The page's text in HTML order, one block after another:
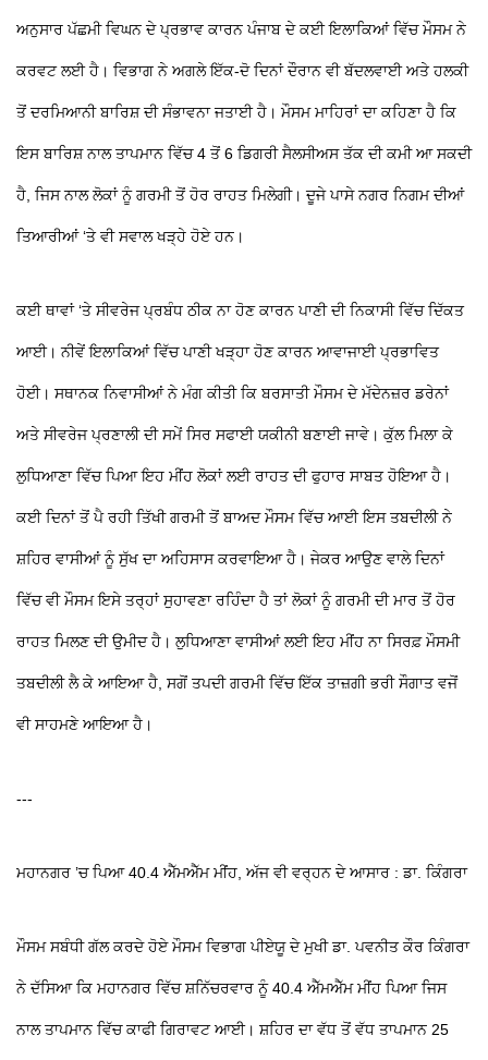
ਅਨੁਸਾਰ ਪੱਛਮੀ ਵਿਘਨ ਦੇ ਪ੍ਰਭਾਵ ਕਾਰਨ ਪੰਜਾਬ ਦੇ ਕਈ ਇਲਾਕਿਆਂ ਵਿੱਚ ਮੌਸਮ ਨੇ
ਕਰਵਟ ਲਈ ਹੈ। ਵਿਭਾਗ ਨੇ ਅਗਲੇ ਇੱਕ-ਦੋ ਦਿਨਾਂ ਦੌਰਾਨ ਵੀ ਬੱਦਲਵਾਈ ਅਤੇ ਹਲਕੀ
ਤੋਂ ਦਰਮਿਆਨੀ ਬਾਰਿਸ਼ ਦੀ ਸੰਭਾਵਨਾ ਜਤਾਈ ਹੈ। ਮੌਸਮ ਮਾਹਿਰਾਂ ਦਾ ਕਹਿਣਾ ਹੈ ਕਿ
ਇਸ ਬਾਰਿਸ਼ ਨਾਲ ਤਾਪਮਾਨ ਵਿੱਚ 4 ਤੋਂ 6 ਡਿਗਰੀ ਸੈਲਸੀਅਸ ਤੱਕ ਦੀ ਕਮੀ ਆ ਸਕਦੀ
ਹੈ, ਜਿਸ ਨਾਲ ਲੋਕਾਂ ਨੂੰ ਗਰਮੀ ਤੋਂ ਹੋਰ ਰਾਹਤ ਮਿਲੇਗੀ। ਦੂਜੇ ਪਾਸੇ ਨਗਰ ਨਿਗਮ ਦੀਆਂ
ਤਿਆਰੀਆਂ ‘ਤੇ ਵੀ ਸਵਾਲ ਖੜ੍ਹੇ ਹੋਏ ਹਨ।
ਕਈ ਥਾਵਾਂ ‘ਤੇ ਸੀਵਰੇਜ ਪ੍ਰਬੰਧ ਠੀਕ ਨਾ ਹੋਣ ਕਾਰਨ ਪਾਣੀ ਦੀ ਨਿਕਾਸੀ ਵਿੱਚ ਦਿੱਕਤ
ਆਈ। ਨੀਵੇਂ ਇਲਾਕਿਆਂ ਵਿੱਚ ਪਾਣੀ ਖੜ੍ਹਾ ਹੋਣ ਕਾਰਨ ਆਵਾਜਾਈ ਪ੍ਰਭਾਵਿਤ
ਹੋਈ। ਸਥਾਨਕ ਨਿਵਾਸੀਆਂ ਨੇ ਮੰਗ ਕੀਤੀ ਕਿ ਬਰਸਾਤੀ ਮੌਸਮ ਦੇ ਮੱਦੇਨਜ਼ਰ ਡਰੇਨਾਂ
ਅਤੇ ਸੀਵਰੇਜ ਪ੍ਰਣਾਲੀ ਦੀ ਸਮੇਂ ਸਿਰ ਸਫਾਈ ਯਕੀਨੀ ਬਣਾਈ ਜਾਵੇ। ਕੁੱਲ ਮਿਲਾ ਕੇ
ਲੁਧਿਆਣਾ ਵਿੱਚ ਪਿਆ ਇਹ ਮੀਂਹ ਲੋਕਾਂ ਲਈ ਰਾਹਤ ਦੀ ਫੁਹਾਰ ਸਾਬਤ ਹੋਇਆ ਹੈ।
ਕਈ ਦਿਨਾਂ ਤੋਂ ਪੈ ਰਹੀ ਤਿੱਖੀ ਗਰਮੀ ਤੋਂ ਬਾਅਦ ਮੌਸਮ ਵਿੱਚ ਆਈ ਇਸ ਤਬਦੀਲੀ ਨੇ
ਸ਼ਹਿਰ ਵਾਸੀਆਂ ਨੂੰ ਸੁੱਖ ਦਾ ਅਹਿਸਾਸ ਕਰਵਾਇਆ ਹੈ। ਜੇਕਰ ਆਉਣ ਵਾਲੇ ਦਿਨਾਂ
ਵਿੱਚ ਵੀ ਮੌਸਮ ਇਸੇ ਤਰ੍ਹਾਂ ਸੁਹਾਵਣਾ ਰਹਿੰਦਾ ਹੈ ਤਾਂ ਲੋਕਾਂ ਨੂੰ ਗਰਮੀ ਦੀ ਮਾਰ ਤੋਂ ਹੋਰ
ਰਾਹਤ ਮਿਲਣ ਦੀ ਉਮੀਦ ਹੈ। ਲੁਧਿਆਣਾ ਵਾਸੀਆਂ ਲਈ ਇਹ ਮੀਂਹ ਨਾ ਸਿਰਫ਼ ਮੌਸਮੀ
ਤਬਦੀਲੀ ਲੈ ਕੇ ਆਇਆ ਹੈ, ਸਗੋਂ ਤਪਦੀ ਗਰਮੀ ਵਿੱਚ ਇੱਕ ਤਾਜ਼ਗੀ ਭਰੀ ਸੌਗਾਤ ਵਜੋਂ
ਵੀ ਸਾਹਮਣੇ ਆਇਆ ਹੈ।
---
ਮਹਾਨਗਰ ’ਚ ਪਿਆ 40.4 ਐੱਮਐੱਮ ਮੀਂਹ, ਅੱਜ ਵੀ ਵਰ੍ਹਨ ਦੇ ਆਸਾਰ : ਡਾ. ਕਿੰਗਰਾ
ਮੌਸਮ ਸਬੰਧੀ ਗੱਲ ਕਰਦੇ ਹੋਏ ਮੌਸਮ ਵਿਭਾਗ ਪੀਏਯੂ ਦੇ ਮੁਖੀ ਡਾ. ਪਵਨੀਤ ਕੌਰ ਕਿੰਗਰਾ
ਨੇ ਦੱਸਿਆ ਕਿ ਮਹਾਨਗਰ ਵਿੱਚ ਸ਼ਨਿੱਚਰਵਾਰ ਨੂੰ 40.4 ਐੱਮਐੱਮ ਮੀਂਹ ਪਿਆ ਜਿਸ
ਨਾਲ ਤਾਪਮਾਨ ਵਿੱਚ ਕਾਫੀ ਗਿਰਾਵਟ ਆਈ। ਸ਼ਹਿਰ ਦਾ ਵੱਧ ਤੋਂ ਵੱਧ ਤਾਪਮਾਨ 25